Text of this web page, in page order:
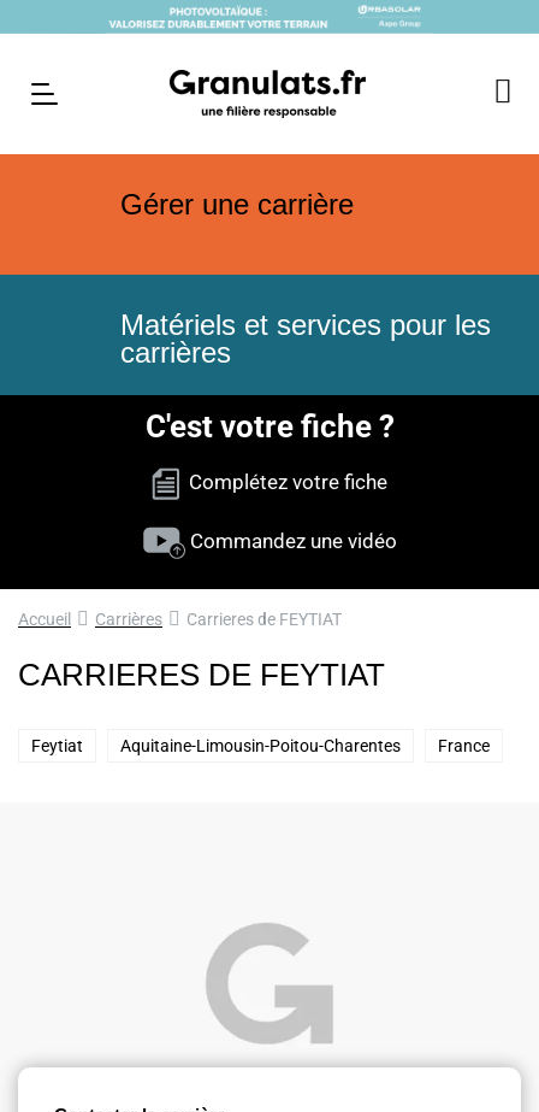
Gérer une carrière
Matériels et services pour les
carrières
C'est votre fiche ?
Complétez votre fiche
Commandez une vidéo
Accueil Carrières Carrieres de FEYTIAT
CARRIERES DE FEYTIAT
Feytiat Aquitaine-Limousin-Poitou-Charentes France